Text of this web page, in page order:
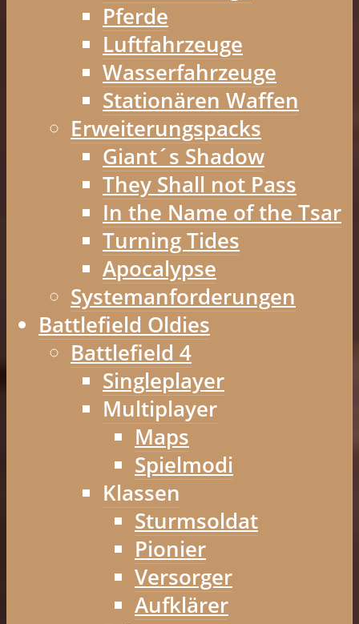
Pferde
Luftfahrzeuge
Wasserfahrzeuge
Stationären Waffen
Erweiterungspacks
Giant´s Shadow
They Shall not Pass
In the Name of the Tsar
Turning Tides
Apocalypse
Systemanforderungen
Battlefield Oldies
Battlefield 4
Singleplayer
Multiplayer
Maps
Spielmodi
Klassen
Sturmsoldat
Pionier
Versorger
Aufklärer